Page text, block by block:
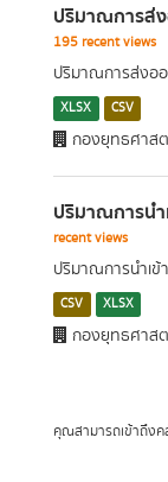
ปริมาณการส่
195 recent views
ปริมาณการส่งอ
XLSX CSV
กองยุทธศาส
ปริมาณการนำ
recent views
ปริมาณการนำเข้
CSV XLSX
กองยุทธศาส
คุณสามารถเข้าถึง